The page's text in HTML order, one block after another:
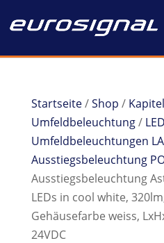
Startseite/Shop /
Umfeldbeleuchtung/
Umfeldbeleuchtungen
Ausstiegsbeleuchtung
Ausstiegsbeleuchtung
LEDs in cool white,
Gehäusefarbe weiss,
24VDC